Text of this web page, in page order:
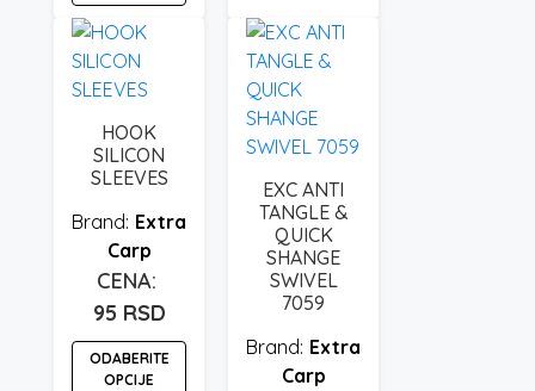
Ovaj
proizvod
ima
varijanti.
Opcije
biti
izabrane
stranici
proizvoda.
HOOK
SILICON
SLEEVES
Extra
Carp
95 RSD
ODABERITE
OPCIJE
EXC ANTI
TANGLE &
QUICK
SHANGE
SWIVEL
7059
Extra
Carp